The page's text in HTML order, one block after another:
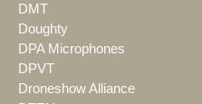
DMT
Doughty
DPA Microphones
DPVT
Droneshow Alliance